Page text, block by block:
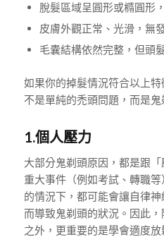
脫髮區域呈圓形或橢圓形
皮膚外觀正常、光滑，無
毛囊結構依然完整，但頭
如果你的掉髮情況符合以上
不是單純的禿頭問題，而是鬼
1.個人壓力
大部分鬼剃頭原因，都是跟
重大事件（例如考試、轉職
的情況下，都可能會讓自律
而導致鬼剃頭的狀況。因此
之外，更重要的是學會適度